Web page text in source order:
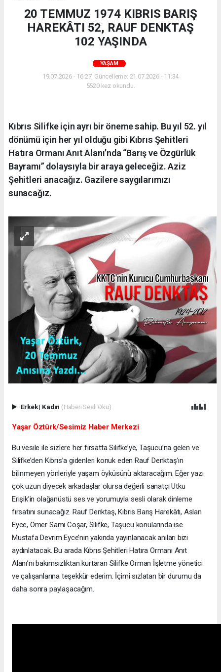
20 TEMMUZ 1974 KIBRIS BARIŞ
HAREKÂTI 52, RAUF DENKTAŞ
102 YAŞINDA
YAŞAM
19.07.2026 - 16:27, Güncelleme: 21.07.2026 - 11:34
5520 kez okundu.
Kıbrıs Silifke için ayrı bir öneme sahip. Bu yıl 52. yıl
dönümü için her yıl olduğu gibi Kıbrıs Şehitleri
Hatıra Ormanı Anıt Alanı’nda “Barış ve Özgürlük
Bayramı” dolaysıyla bir araya geleceğiz. Aziz
Şehitleri anacağız. Gazilere saygılarımızı
sunacağız.
Erkek| Kadın (Haberi Sesli Oku)
Yaşar Öztürk/Sesimiz Haber Merkezi
Bu vesile ile sizlere her fırsatta Silifke’ye, Taşucu’na gelen ve
Silifke’den Kıbrıs’a gidenleri konuk eden Rauf Denktaş’ın
bilinmeyen yönleriyle yaşam öyküsünü aktaracağım. Eğer yazı
çok uzun diyecek arkadaşlar olursa değerli sanatçı Utku
Erişik’in olağanüstü ses ve yorumuyla sesli olarak dinleme
fırsatını sunacağız. Rauf Denktaş, Kıbrıs Barış Harekâtı, Aslan
Eyce, Ömer Sami Coşar, Silifke, Taşucu konularında ise
Mustafa Devrim Eyce’nin yakında yayınlanacak anıları bizi
aydınlatacak. Bu arada Kıbrıs Şehitleri Hatıra Ormanı Anıt
Alanı’nı bakımsızlıktan kurtaran Silifke Orman İşletme yönetici
ve çalışanlarına teşekkür ederim. İçimi sızlatan bir durumu da
daha sonra paylaşacağım.